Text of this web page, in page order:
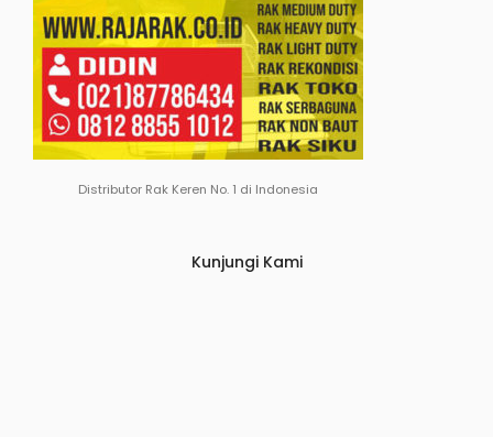
Distributor Rak Keren No. 1 di Indonesia
Kunjungi Kami